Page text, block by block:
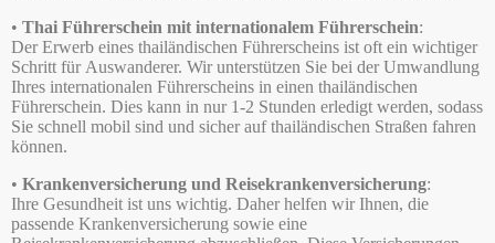
• Thai Führerschein mit internationalem Führerschein:
Der Erwerb eines thailändischen Führerscheins ist oft ein wichtiger
Schritt für Auswanderer. Wir unterstützen Sie bei der Umwandlung
Ihres internationalen Führerscheins in einen thailändischen
Führerschein. Dies kann in nur 1-2 Stunden erledigt werden, sodass
Sie schnell mobil sind und sicher auf thailändischen Straßen fahren
können.
• Krankenversicherung und Reisekrankenversicherung:
Ihre Gesundheit ist uns wichtig. Daher helfen wir Ihnen, die
passende Krankenversicherung sowie eine